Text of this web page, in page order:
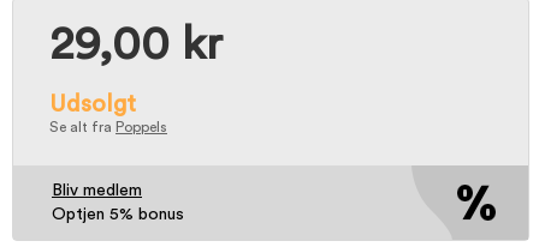
29,00 kr
Udsolgt
Se alt fra Poppels
Bliv medlem
Optjen 5% bonus